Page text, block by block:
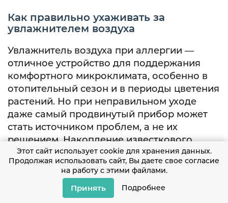
Как правильно ухаживать за
увлажнителем воздуха
Увлажнитель воздуха при аллергии —
отличное устройство для поддержания
комфортного микроклимата, особенно в
отопительный сезон и в периоды цветения
растений. Но при неправильном уходе
даже самый продвинутый прибор может
стать источником проблем, а не их
решением. Накопление известкового
налета, бактерий и плесени внутри
емкости превращает его в настоящий
рассадник аллергенов, которые потом
разносятся по всему дому вместе с
Этот сайт использует cookie для хранения данных.
Продолжая использовать сайт, Вы даете свое согласие
на работу с этими файлами.
Принять Подробнее